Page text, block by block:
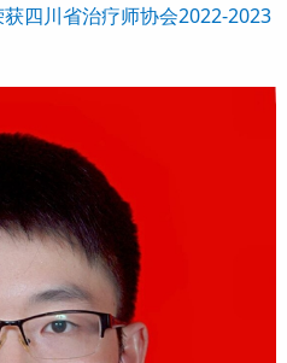
四川省治疗师协会2022-2023